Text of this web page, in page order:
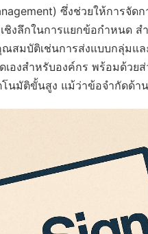
ซึ่งช่วยให้การจั
ชิงลึกในการแยกข้อกำหนด
สมบัติเช่นการส่งแบบกลุ่มแ
องสำหรับองค์กร พร้อมด้วย
นมัติขั้นสูง แม้ว่าข้อจำกัดด้